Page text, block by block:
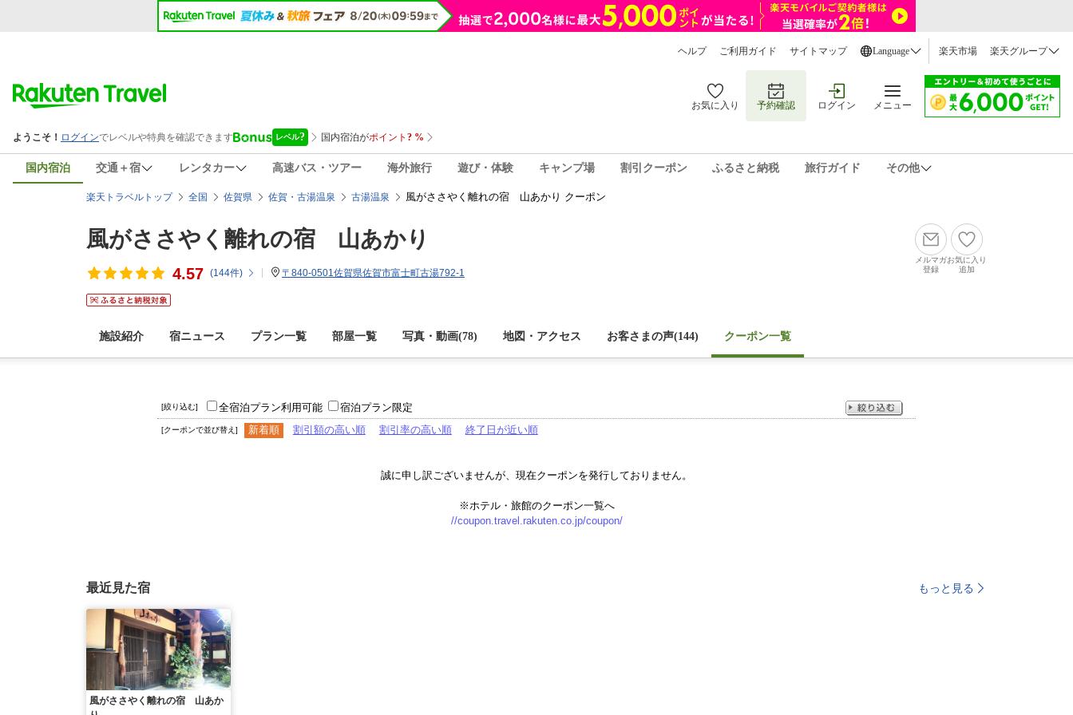
ヘルプ ご利用ガイド サイトマップ Language 楽天市場 楽天グループ
お気に入り 予約確認 ログイン メニュー
国内宿泊 交通＋宿 レンタカー 高速バス・ツアー 海外旅行 遊び・体験 キャンプ場 割引クーポン ふるさと納税 旅行ガイド その他
楽天トラベルトップ 全国 佐賀県 佐賀・古湯温泉 古湯温泉 風がささやく離れの宿 山あかり クーポン
風がささやく離れの宿 山あかり
4.57 (144件) 〒840-0501佐賀県佐賀市富士町古湯792-1
メルマガ
登録
お気に入り
追加
施設紹介 宿ニュース プラン一覧 部屋一覧 写真・動画(78) 地図・アクセス お客さまの声(144) クーポン一覧
[絞り込む] 全宿泊プラン利用可能 宿泊プラン限定
[クーポンで並び替え] 新着順 割引額の高い順 割引率の高い順 終了日が近い順
誠に申し訳ございませんが、現在クーポンを発行しておりません。
※ホテル・旅館のクーポン一覧へ
//coupon.travel.rakuten.co.jp/coupon/
最近見た宿 もっと見る
風がささやく離れの宿 山あか